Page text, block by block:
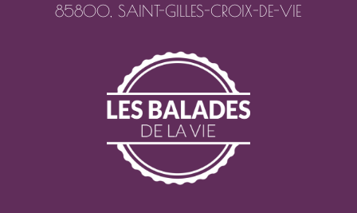
85800,SAINT-GILLES-CROIX-DE-VIE